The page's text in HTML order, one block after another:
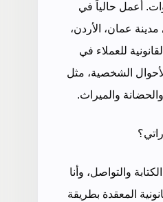
تزيد عن 10 سنوات. أعمل حالياً في
عمان، الأردن،
للعملاء في
الشخصية، مثل
والميراث.
والتواصل، وأنا
المعقدة بطريقة